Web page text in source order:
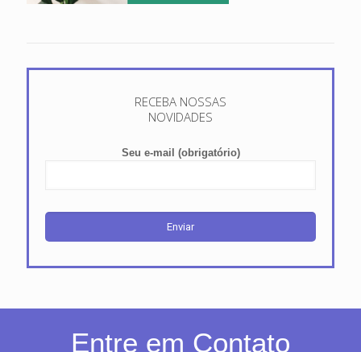
RECEBA NOSSAS
NOVIDADES
Seu e-mail (obrigatório)
Entre em Contato